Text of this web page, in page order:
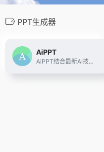
PPT生成器
AiPPT
AiPPT结合最新AI技术，为用户提供一键生成高质量PPT的解决方案。无论是职场展示、教育课件还是销售报告，AiPPT均能快速生成符合需求的专业PPT，简化设计流程，提升工作效率。